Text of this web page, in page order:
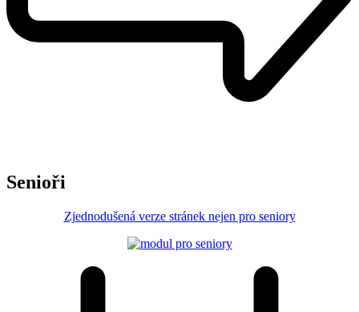
Senioři
Zjednodušená verze stránek nejen pro seniory